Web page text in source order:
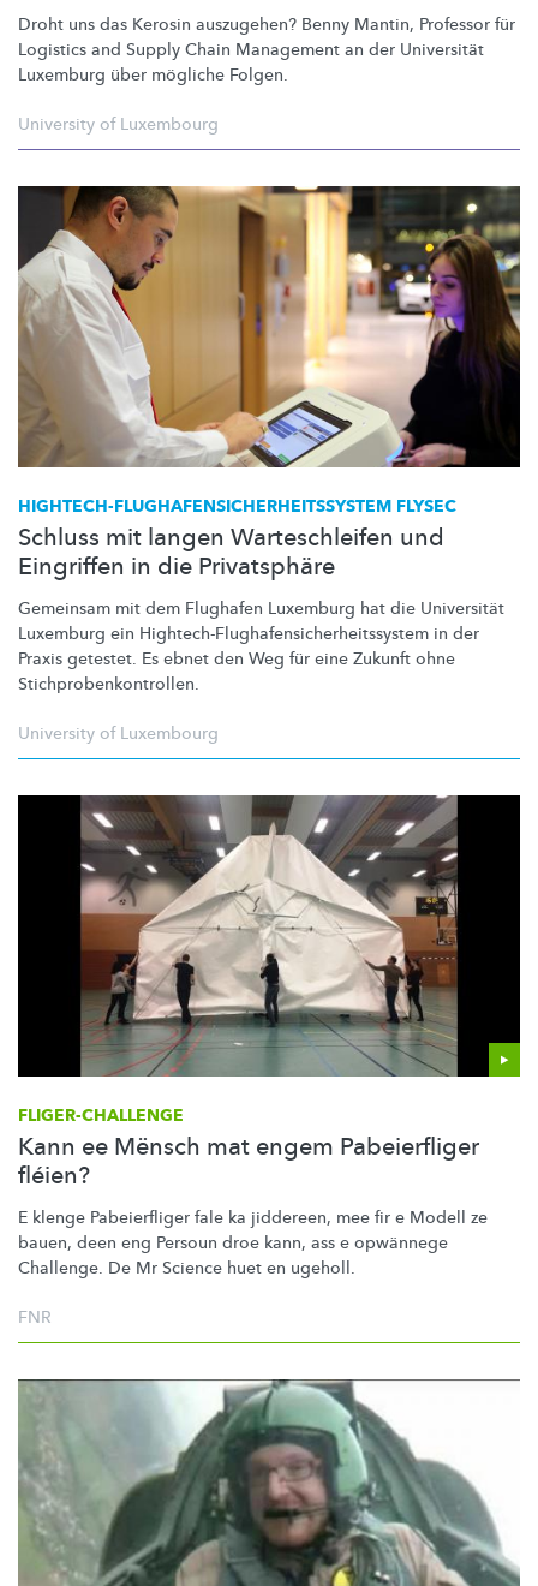
Droht uns das Kerosin auszugehen? Benny Mantin, Professor für
Logistics and Supply Chain Management an der Universität
Luxemburg über mögliche Folgen.
University of Luxembourg
HIGHTECH-FLUGHAFENSICHERHEITSSYSTEM FLYSEC
Schluss mit langen Warteschleifen und
Eingriffen in die Privatsphäre
Gemeinsam mit dem Flughafen Luxemburg hat die Universität
Luxemburg ein Hightech-Flughafensicherheitssystem in der
Praxis getestet. Es ebnet den Weg für eine Zukunft ohne
Stichprobenkontrollen.
University of Luxembourg
FLIGER-CHALLENGE
Kann ee Mënsch mat engem Pabeierfliger
fléien?
E klenge Pabeierfliger fale ka jiddereen, mee fir e Modell ze
bauen, deen eng Persoun droe kann, ass e opwännege
Challenge. De Mr Science huet en ugeholl.
FNR